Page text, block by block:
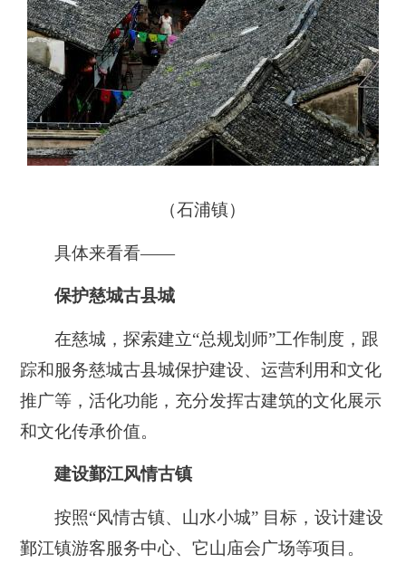
（石浦镇）
具体来看看——
保护慈城古县城
在慈城，探索建立“总规划师”工作制度，跟
踪和服务慈城古县城保护建设、运营利用和文化
推广等，活化功能，充分发挥古建筑的文化展示
和文化传承价值。
建设鄞江风情古镇
按照“风情古镇、山水小城” 目标，设计建设
鄞江镇游客服务中心、它山庙会广场等项目。